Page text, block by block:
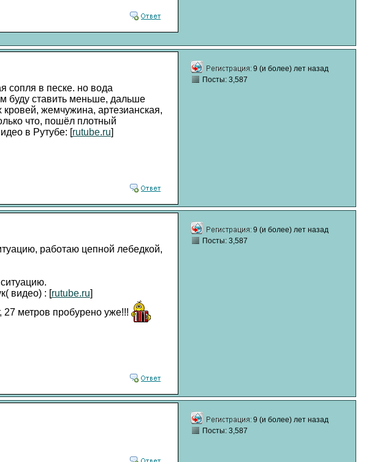
сопля в песке. но вода
буду ставить меньше, дальше
жемчужина, артезианская,
что, пошёл плотный
в Рутубе: [rutube.ru]
9 (и более) лет назад
Посты: 3,587
работаю цепной лебедкой,
видео) : [rutube.ru]
метров пробурено уже!!!
9 (и более) лет назад
Посты: 3,587
9 (и более) лет назад
Посты: 3,587